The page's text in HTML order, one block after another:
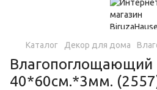
Каталог Декор для дома
Влагопоглощающий
40*60см.*3мм.